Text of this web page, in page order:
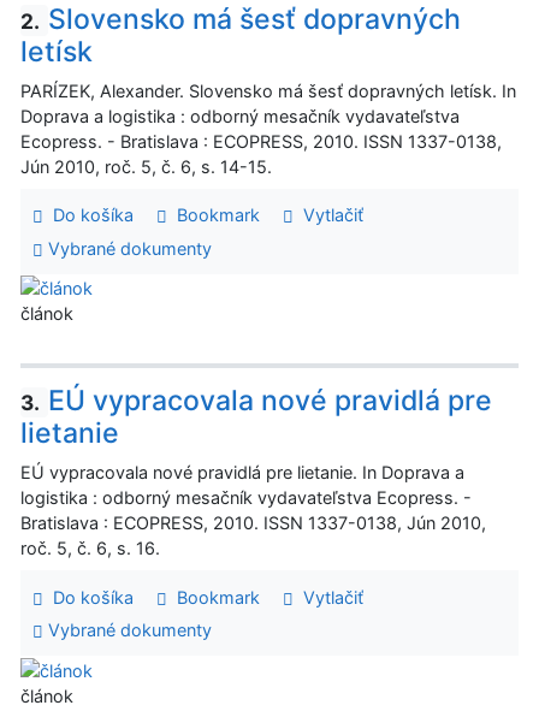
2. Slovensko má šesť dopravných
letísk
PARÍZEK, Alexander. Slovensko má šesť dopravných letísk. In
Doprava a logistika : odborný mesačník vydavateľstva
Ecopress. - Bratislava : ECOPRESS, 2010. ISSN 1337-0138,
Jún 2010, roč. 5, č. 6, s. 14-15.
Do košíka Bookmark
Vytlačiť
Vybrané dokumenty
článok
3. EÚ vypracovala nové pravidlá pre
lietanie
EÚ vypracovala nové pravidlá pre lietanie. In Doprava a
logistika : odborný mesačník vydavateľstva Ecopress. -
Bratislava : ECOPRESS, 2010. ISSN 1337-0138, Jún 2010,
roč. 5, č. 6, s. 16.
Do košíka Bookmark
Vytlačiť
Vybrané dokumenty
článok